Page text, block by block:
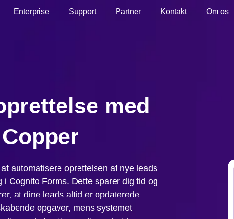
Enterprise Support Partner Kontakt Om os
med
automatisere oprettelsen af nye leads
Cognito Forms. Dette sparer dig tid og
at dine leads altid er opdaterede.
opgaver, mens systemet